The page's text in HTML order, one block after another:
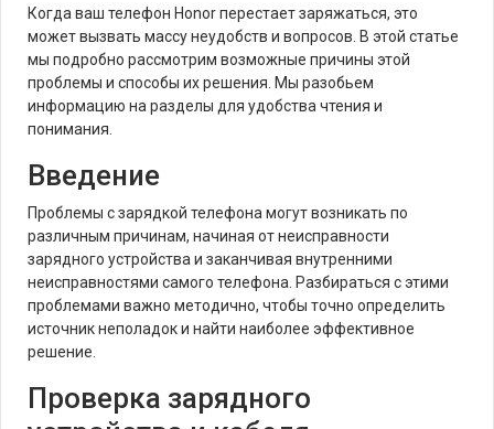
Когда ваш телефон Honor перестает заряжаться, это
может вызвать массу неудобств и вопросов. В этой статье
мы подробно рассмотрим возможные причины этой
проблемы и способы их решения. Мы разобьем
информацию на разделы для удобства чтения и
понимания.
Введение
Проблемы с зарядкой телефона могут возникать по
различным причинам, начиная от неисправности
зарядного устройства и заканчивая внутренними
неисправностями самого телефона. Разбираться с этими
проблемами важно методично, чтобы точно определить
источник неполадок и найти наиболее эффективное
решение.
Проверка зарядного